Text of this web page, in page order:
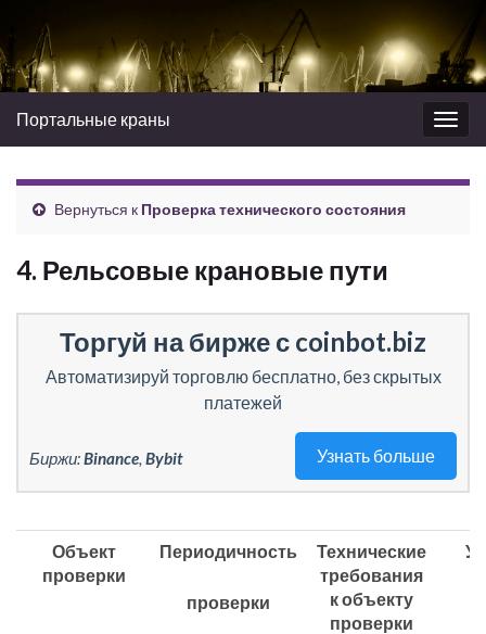
Вкл/
выкл
Портальные краны
Вернуться к Проверка технического состояния
4. Рельсовые крановые пути
Торгуй на бирже с coinbot.biz
Автоматизируй торговлю бесплатно, без скрытых
платежей
Узнать больше
Биржи:Binance, Bybit
Объект
проверки
Периодичность
проверки
Технические
требования
к объекту
проверки